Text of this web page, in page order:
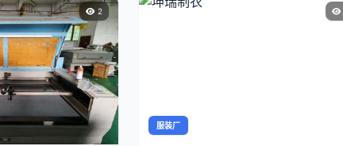
2
服装厂